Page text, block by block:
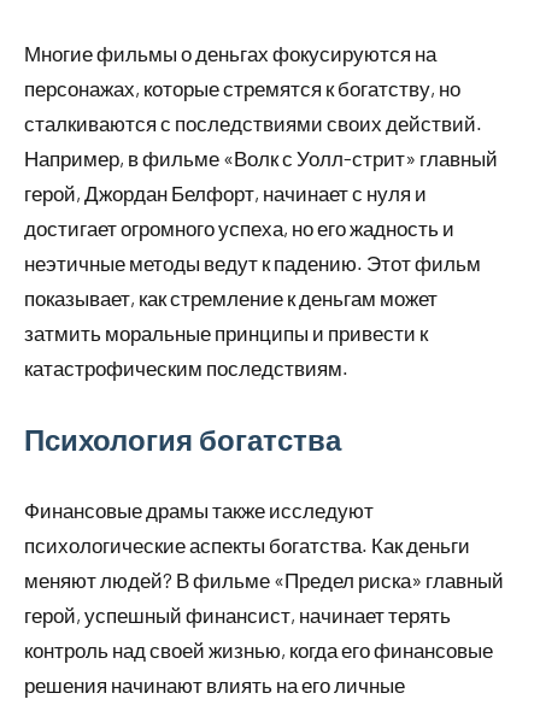
Многие фильмы о деньгах фокусируются на
персонажах, которые стремятся к богатству, но
сталкиваются с последствиями своих действий.
Например, в фильме «Волк с Уолл-стрит» главный
герой, Джордан Белфорт, начинает с нуля и
достигает огромного успеха, но его жадность и
неэтичные методы ведут к падению. Этот фильм
показывает, как стремление к деньгам может
затмить моральные принципы и привести к
катастрофическим последствиям.
Психология богатства
Финансовые драмы также исследуют
психологические аспекты богатства. Как деньги
меняют людей? В фильме «Предел риска» главный
герой, успешный финансист, начинает терять
контроль над своей жизнью, когда его финансовые
решения начинают влиять на его личные